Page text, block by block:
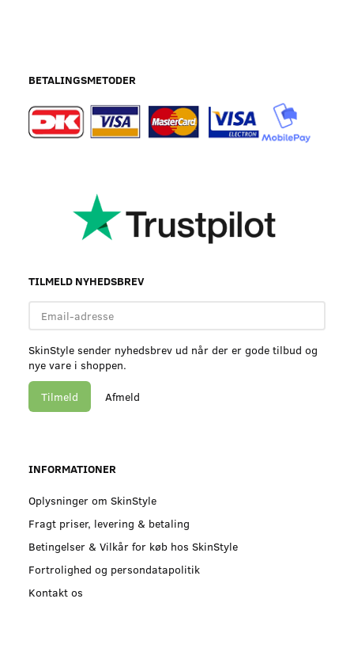
BETALINGSMETODER
TILMELD NYHEDSBREV
adresse
SkinStyle sender nyhedsbrev ud når der er gode tilbud og
nye vare i shoppen.
Tilmeld Afmeld
INFORMATIONER
Oplysninger om SkinStyle
Fragt priser, levering & betaling
Betingelser & Vilkår for køb hos SkinStyle
Fortrolighed og persondatapolitik
Kontakt os